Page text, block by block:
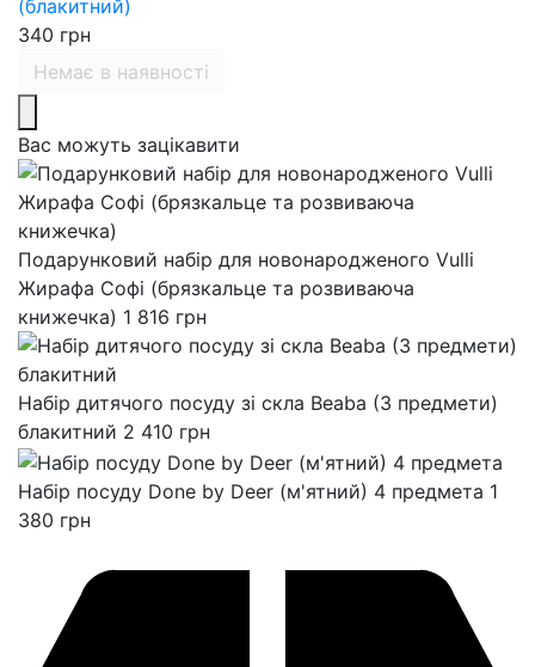
(блакитний)
340 грн
Немає в наявності
Вас можуть зацікавити
Подарунковий набір для новонародженого Vulli
Жирафа Софі (брязкальце та розвиваюча
книжечка) 1 816 грн
Набір дитячого посуду зі скла Beaba (3 предмети)
блакитний 2 410 грн
Набір посуду Done by Deer (м'ятний) 4 предмета 1
380 грн